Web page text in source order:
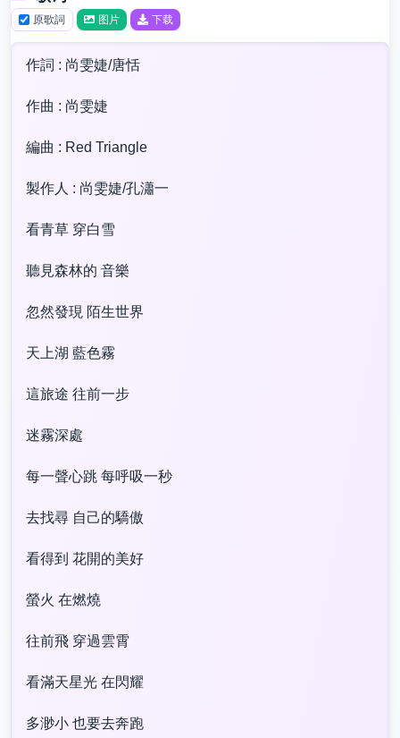
原歌詞 图片 下载
作詞 : 尚雯婕/唐恬
作曲 : 尚雯婕
編曲 : Red Triangle
製作人 : 尚雯婕/孔瀟一
看青草 穿白雪
聽見森林的 音樂
忽然發現 陌生世界
天上湖 藍色霧
這旅途 往前一步
迷霧深處
每一聲心跳 每呼吸一秒
去找尋 自己的驕傲
看得到 花開的美好
螢火 在燃燒
往前飛 穿過雲霄
看滿天星光 在閃耀
多渺小 也要去奔跑